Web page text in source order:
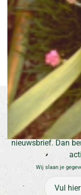
Armeria
Meld je aan en
nieuwsbrief. Dan
Wij slaan je